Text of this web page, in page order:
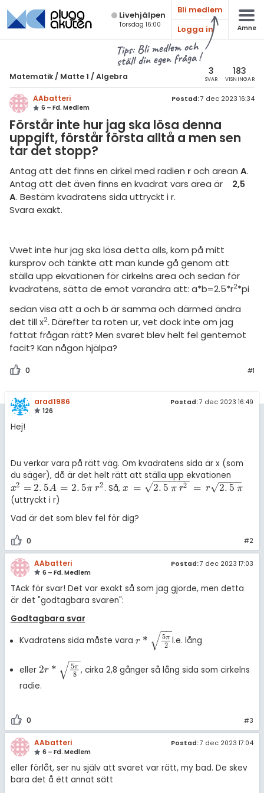
Live­hjälpen
Torsdag 16:00
Bli medlem
Logga in
Ämne
Tips: Bli medlem och
ställ din egen fråga !
Matematik / Matte 1 /Algebra 3
SVAR
183
VISNINGAR
AAbatteri
6 – Fd. Medlem
Postad:7 dec 2023 16:34
Förstår inte hur jag ska lösa denna
uppgift, förstår första alltå a men sen
tar det stopp?
Antag att det finns en cirkel med radien roch arean A.
Antag att det även finns en kvadrat vars area är 2,5
A. Bestäm kvadratens sida uttryckt i r.
Svara exakt.
Vwet inte hur jag ska lösa detta alls, kom på mitt
kursprov och tänkte att man kunde gå genom att
ställa upp ekvationen för cirkelns area och sedan för
kvadratens, sätta de emot varandra att: a*b=2.5*r2*pi
sedan visa att a och b är samma och därmed ändra
det till x2. Därefter ta roten ur, vet dock inte om jag
fattat frågan rätt? Men svaret blev helt fel gentemot
facit? Kan någon hjälpa?
0 #1
arad1986
126
Postad:7 dec 2023 16:49
Hej!
Du verkar vara på rätt väg. Om kvadratens sida är x (som
du säger), då är det helt rätt att ställa upp ekvationen
x2 = 2. 5A = 2. 5π r2
x2=2.5A =2.5π r2 . Så, x = 2. 5 π r2
− −
−−−−−
√ = r 2. 5 π
− −
−−
√
x =2. 5 π r2 = r 2.5
π
(uttryckt i r)
Vad är det som blev fel för dig?
0 #2
AAbatteri
6 – Fd. Medlem
Postad:7 dec 2023 17:03
TAck för svar! Det var exakt så som jag gjorde, men detta
är det "godtagbara svaren":
Godtagbara svar
Kvadratens sida måste varar * 5π
2
−−
√
r* 5 π2 l.e. lång
eller 2r * 5π
8
−−
√
2r* 5π8
, cirka 2,8 gånger så lång sida som cirkelns
radie.
0 #3
AAbatteri
6 – Fd. Medlem
Postad:7 dec 2023 17:04
eller förlåt, ser nu själv att svaret var rätt, my bad. De skev
bara det å ëtt annat sätt
Alla ämnen
Alla trådar
7
8
9
1
Matematik
Aritmetik
Funktioner
Geometri
Sannolikhet och statistik
Livehjälpen
Topplistor
Regler
Om Pluggakuten
Cookie-inställningar
2
5
högskolan
(mattedelen)
diskussioner
& Bygg
ämnen
diskussioner